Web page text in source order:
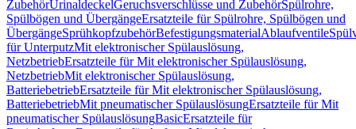
ZubehörUrinaldeckelGeruchsverschlüsse und ZubehörSpülrohre,
Spülbögen und ÜbergängeErsatzteile für Spülrohre, Spülbögen und
ÜbergängeSprühkopfzubehörBefestigungsmaterialAblaufventile
für UnterputzMit elektronischer Spülauslösung,
NetzbetriebErsatzteile für Mit elektronischer Spülauslösung,
NetzbetriebMit elektronischer Spülauslösung,
BatteriebetriebErsatzteile für Mit elektronischer Spülauslösung,
BatteriebetriebMit pneumatischer SpülauslösungErsatzteile für Mit
pneumatischer SpülauslösungBasicErsatzteile für